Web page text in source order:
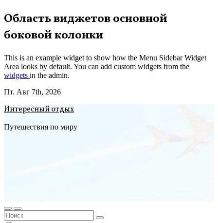
Перейти
к
содержимому
Область виджетов основной
боковой колонки
This is an example widget to show how the Menu Sidebar Widget
Area looks by default. You can add custom widgets from the
widgets in the admin.
Пт. Авг 7th, 2026
Интересный отдых
Путешествия по миру